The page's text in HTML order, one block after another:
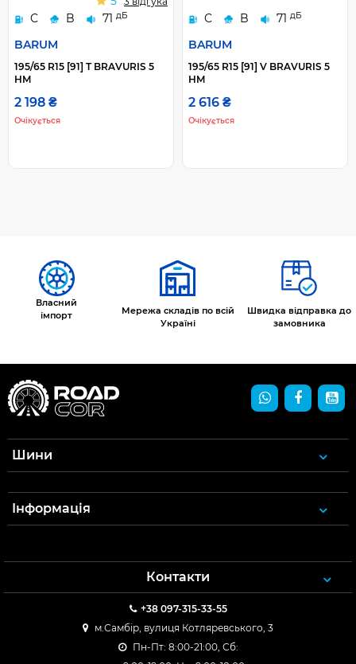
C B 71 дБ
BARUM
195/65 R15 [91] T BRAVURIS 5
HM
2 198 ₴
Очікується
C B 71 дБ
BARUM
195/65 R15 [91] V BRAVURIS 5
HM
2 616 ₴
Очікується
Власний
імпорт
Мережа складів по всій
Україні
Швидка відправка до
замовника
Шини
Інформація
Контакти
+38 097-315-33-55
м.Самбір, вулиця Котляревського, 3
Пн-Пт: 8:00-21:00, Сб: